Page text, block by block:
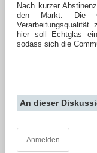
Nach kurzer
den Markt. Die
hier soll Echtglas
sodass sich die
An dieser
Anmelden